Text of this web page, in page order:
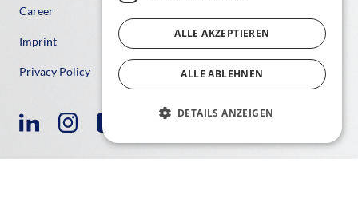
Career
Imprint
Privacy Policy
ALLE AKZEPTIEREN
ALLE ABLEHNEN
DETAILS ANZEIGEN